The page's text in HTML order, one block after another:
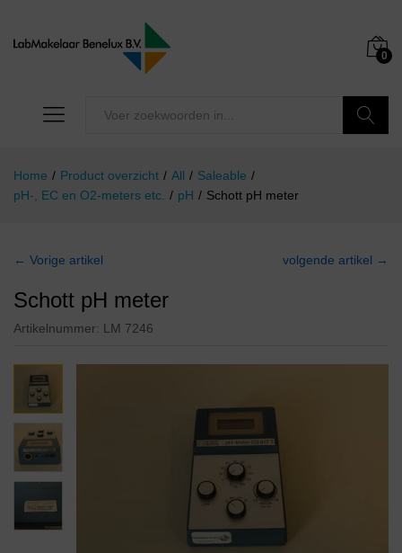
0
Home / Product overzicht / All / Saleable /
pH-, EC en O2-meters etc. / pH / Schott pH meter
← Vorige artikel volgende artikel →
Schott pH meter
Artikelnummer: LM 7246